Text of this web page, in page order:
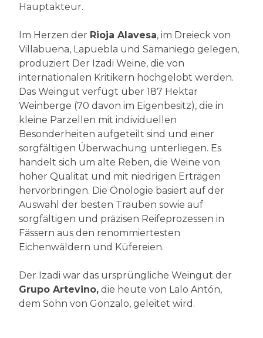
Hauptakteur.
Im Herzen der Rioja Alavesa, im Dreieck von
Villabuena, Lapuebla und Samaniego gelegen,
produziert Der Izadi Weine, die von
internationalen Kritikern hochgelobt werden.
Das Weingut verfügt über 187 Hektar
Weinberge (70 davon im Eigenbesitz), die in
kleine Parzellen mit individuellen
Besonderheiten aufgeteilt sind und einer
sorgfältigen Überwachung unterliegen. Es
handelt sich um alte Reben, die Weine von
hoher Qualität und mit niedrigen Erträgen
hervorbringen. Die Önologie basiert auf der
Auswahl der besten Trauben sowie auf
sorgfältigen und präzisen Reifeprozessen in
Fässern aus den renommiertesten
Eichenwäldern und Küfereien.
Der Izadi war das ursprüngliche Weingut der
Grupo Artevino, die heute von Lalo Antón,
dem Sohn von Gonzalo, geleitet wird.